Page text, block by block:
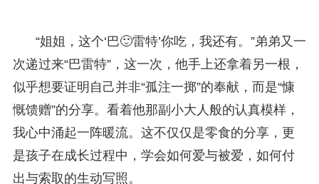
“姐姐，这个‘巴🙂雷特’你吃，我还有。”弟弟又一
次递过来“巴雷特”，这一次，他手上还拿着另一根，
似乎想要证明自己并非“孤注一掷”的奉献，而是“慷
慨馈赠”的分享。看着他那副小大人般的认真模样，
我心中涌起一阵暖流。这不仅仅是零食的分享，更
是孩子在成长过程中，学会如何爱与被爱，如何付
出与索取的生动写照。